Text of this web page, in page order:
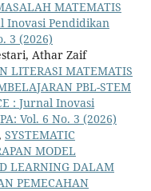
MATEMATIS
Inovasi Pendidikan
3 (2026)
Athar Zaif
LITERASI MATEMATIS
PBL-STEM
: Jurnal Inovasi
Vol. 6 No. 3 (2026)
SYSTEMATIC
MODEL
LEARNING DALAM
PEMECAHAN